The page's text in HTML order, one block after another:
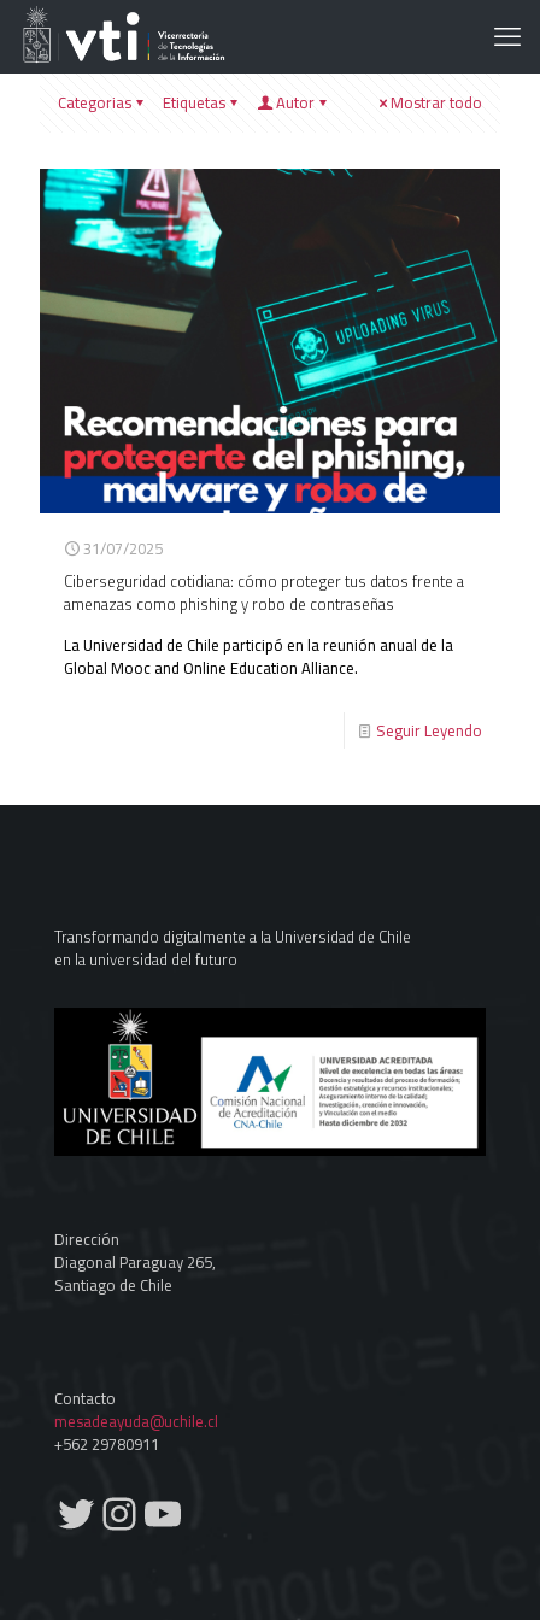
Categorias Etiquetas Autor Mostrar todo
31/07/2025
Ciberseguridad cotidiana: cómo proteger tus datos frente a
amenazas como phishing y robo de contraseñas
La Universidad de Chile participó en la reunión anual de la
Global Mooc and Online Education Alliance.
Seguir Leyendo
Transformando digitalmente a la Universidad de Chile
en la universidad del futuro
Dirección
Diagonal Paraguay 265,
Santiago de Chile
Contacto
mesadeayuda@uchile.cl
+562 29780911
Twitter
Instagram
YouTube